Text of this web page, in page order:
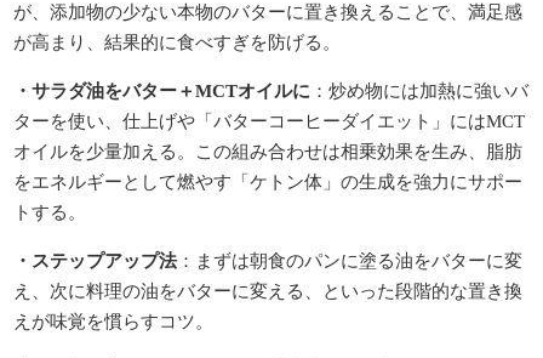
が、添加物の少ない本物のバターに置き換えることで、満足感
が高まり、結果的に食べすぎを防げる。
・サラダ油をバター＋MCTオイルに ：炒め物には加熱に強いバ
ターを使い、仕上げや「バターコーヒーダイエット」にはMCT
オイルを少量加える。この組み合わせは相乗効果を生み、脂肪
をエネルギーとして燃やす「ケトン体」の生成を強力にサポー
トする。
・ステップアップ法：まずは朝食のパンに塗る油をバターに変
え、次に料理の油をバターに変える、といった段階的な置き換
えが味覚を慣らすコツ。